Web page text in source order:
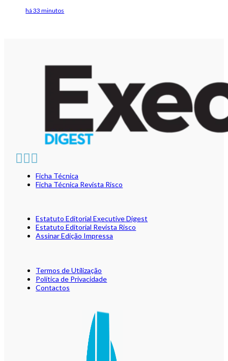
há 33 minutos
Ficha Técnica
Ficha Técnica Revista Risco
Estatuto Editorial Executive Digest
Estatuto Editorial Revista Risco
Assinar Edição Impressa
Termos de Utilização
Política de Privacidade
Contactos